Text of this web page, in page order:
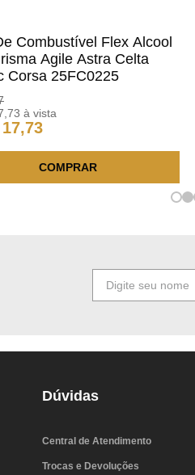
Combustível Flex Alcool
Agile Astra Celta
Corsa 25FC0225
,73 à vista
17,73
COMPRAR
Dúvidas
Central de Atendimento
Trocas e Devoluções